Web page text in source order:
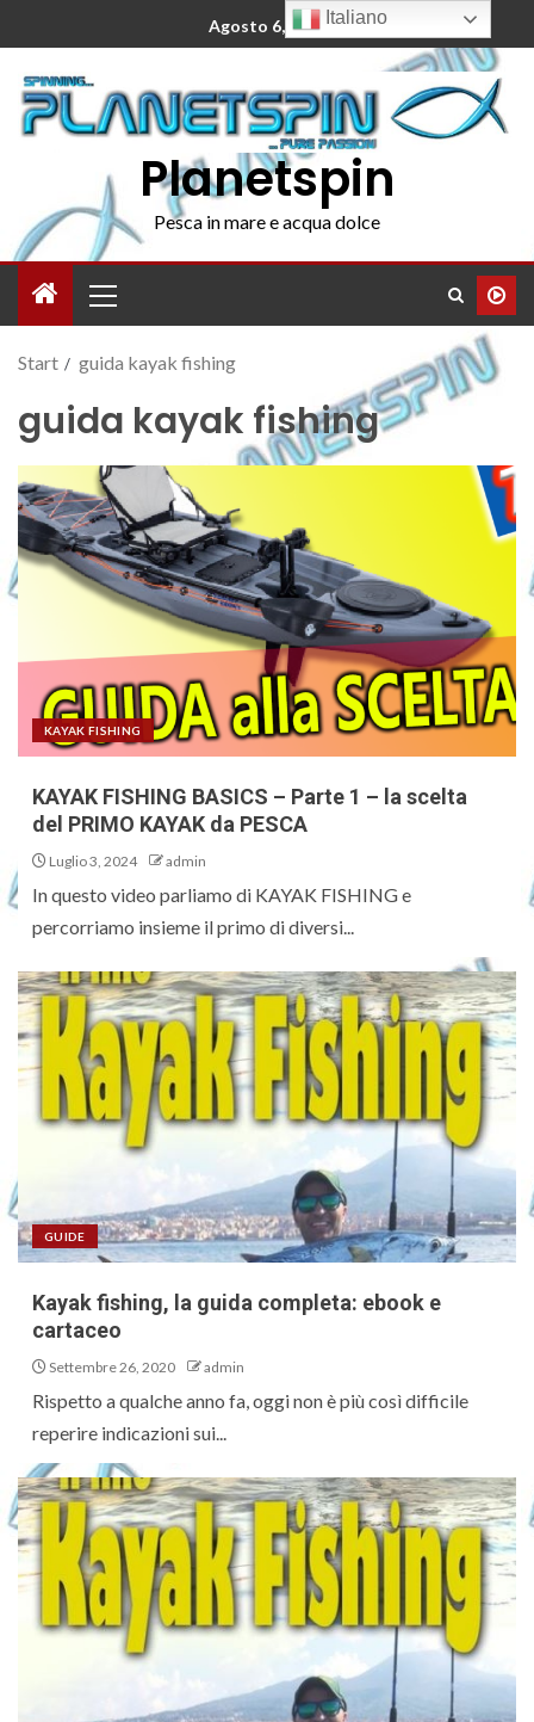
Agosto 6, 2026
Planetspin
Pesca in mare e acqua dolce
Start guida kayak fishing
guida kayak fishing
KAYAK FISHING
KAYAK FISHING BASICS – Parte 1 – la scelta
del PRIMO KAYAK da PESCA
Luglio 3, 2024 admin
In questo video parliamo di KAYAK FISHING e
percorriamo insieme il primo di diversi...
GUIDE
Kayak fishing, la guida completa: ebook e
cartaceo
Settembre 26, 2020 admin
Rispetto a qualche anno fa, oggi non è più così difficile
reperire indicazioni sui...
Italiano